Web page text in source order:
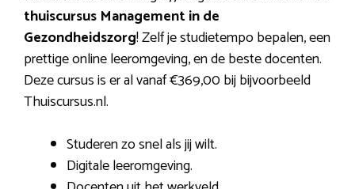
thuiscursus Management in de
Gezondheidszorg! Zelf je studietempo bepalen, een
prettige online leeromgeving, en de beste docenten.
Deze cursus is er al vanaf €369,00 bij bijvoorbeeld
Thuiscursus.nl.
Studeren zo snel als jij wilt.
Digitale leeromgeving.